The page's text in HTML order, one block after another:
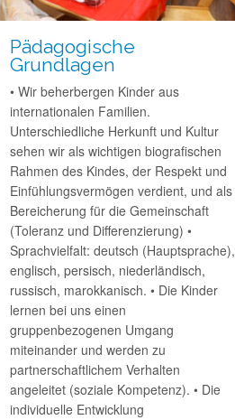
Pädagogische
Grundlagen
• Wir beherbergen Kinder aus
internationalen Familien.
Unterschiedliche Herkunft und Kultur
sehen wir als wichtigen biografischen
Rahmen des Kindes, der Respekt und
Einfühlungsvermögen verdient, und als
Bereicherung für die Gemeinschaft
(Toleranz und Differenzierung) •
Sprachvielfalt: deutsch (Hauptsprache),
englisch, persisch, niederländisch,
russisch, marokkanisch. • Die Kinder
lernen bei uns einen
gruppenbezogenen Umgang
miteinander und werden zu
partnerschaftlichem Verhalten
angeleitet (soziale Kompetenz). • Die
individuelle Entwicklung